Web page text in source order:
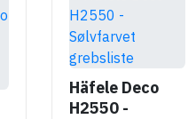
Häfele Deco
H2550 -